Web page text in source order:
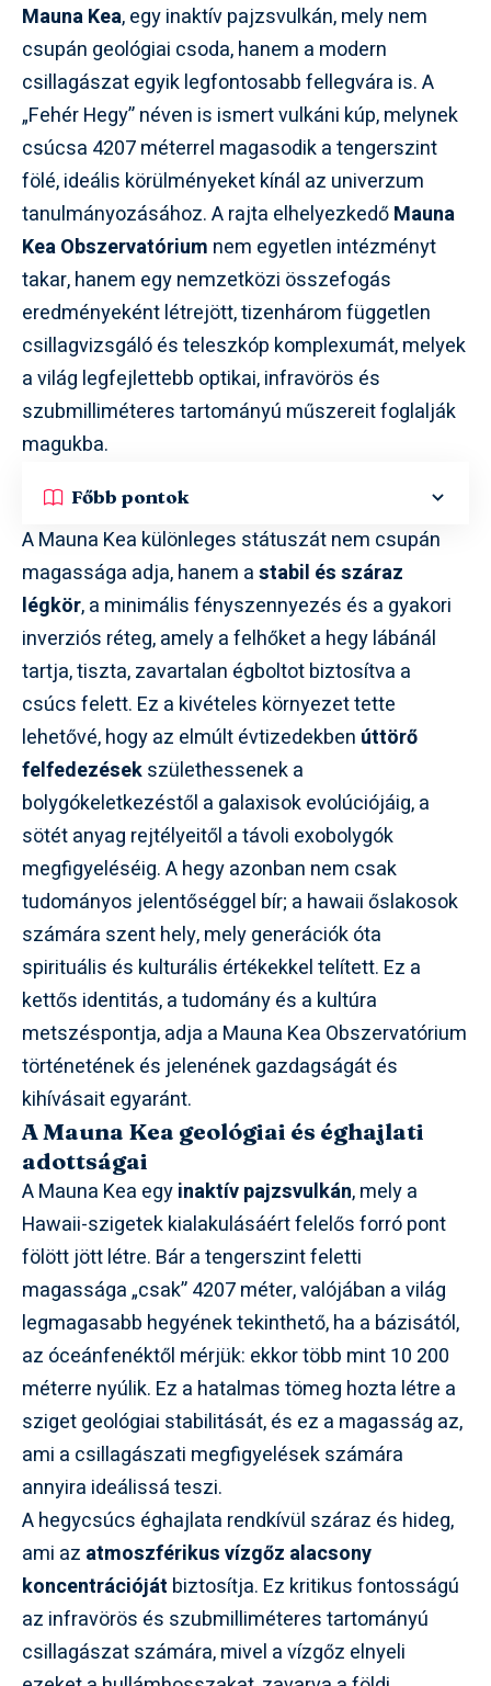
Mauna Kea, egy inaktív pajzsvulkán, mely nem
csupán geológiai csoda, hanem a modern
csillagászat egyik legfontosabb fellegvára is. A
„Fehér Hegy” néven is ismert vulkáni kúp, melynek
csúcsa 4207 méterrel magasodik a tengerszint
fölé, ideális körülményeket kínál az univerzum
tanulmányozásához. A rajta elhelyezkedőMauna
Kea Obszervatórium nem egyetlen intézményt
takar, hanem egy nemzetközi összefogás
eredményeként létrejött, tizenhárom független
csillagvizsgáló és teleszkóp komplexumát, melyek
a világ legfejlettebb optikai, infravörös és
szubmilliméteres tartományú műszereit foglalják
magukba.
Főbb pontok
A Mauna Kea különleges státuszát nem csupán
magassága adja, hanem astabil és száraz
légkör, a minimális fényszennyezés és a gyakori
inverziós réteg, amely a felhőket a hegy lábánál
tartja, tiszta, zavartalan égboltot biztosítva a
csúcs felett. Ez a kivételes környezet tette
lehetővé, hogy az elmúlt évtizedekben úttörő
felfedezésekszülethessenek a
bolygókeletkezéstől a galaxisok evolúciójáig, a
sötét anyag rejtélyeitől a távoli exobolygók
megfigyeléséig. A hegy azonban nem csak
tudományos jelentőséggel bír; a hawaii őslakosok
számára szent hely, mely generációk óta
spirituális és kulturális értékekkel telített. Ez a
kettős identitás, a tudomány és a kultúra
metszéspontja, adja a Mauna Kea Obszervatórium
történetének és jelenének gazdagságát és
kihívásait egyaránt.
A Mauna Kea geológiai és éghajlati
adottságai
A Mauna Kea egyinaktív pajzsvulkán, mely a
Hawaii-szigetek kialakulásáért felelős forró pont
fölött jött létre. Bár a tengerszint feletti
magassága „csak” 4207 méter, valójában a világ
legmagasabb hegyének tekinthető, ha a bázisától,
az óceánfenéktől mérjük: ekkor több mint 10 200
méterre nyúlik. Ez a hatalmas tömeg hozta létre a
sziget geológiai stabilitását, és ez a magasság az,
ami a csillagászati megfigyelések számára
annyira ideálissá teszi.
A hegycsúcs éghajlata rendkívül száraz és hideg,
ami az atmoszférikus vízgőz alacsony
koncentrációját biztosítja. Ez kritikus fontosságú
az infravörös és szubmilliméteres tartományú
csillagászat számára, mivel a vízgőz elnyeli